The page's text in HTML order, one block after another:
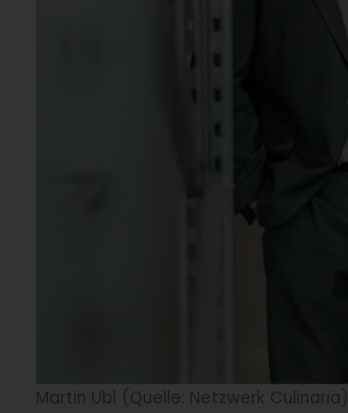
Martin Ubl (Quelle: Netzwerk Culinaria)